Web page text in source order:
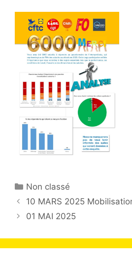
Non classé
10 MARS 2025
01 MAI 2025